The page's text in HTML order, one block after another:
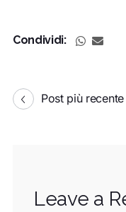
Condividi:
Post più recente
Leave a